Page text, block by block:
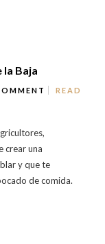
la Baja
READ
crear una
y que te
de comida.